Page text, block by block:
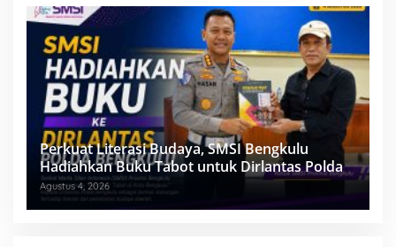
Perkuat Literasi Budaya, SMSI Bengkulu
Hadiahkan Buku Tabot untuk Dirlantas Polda
Agustus 4, 2026